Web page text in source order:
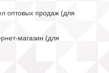
оптовых продаж (для
магазин (для